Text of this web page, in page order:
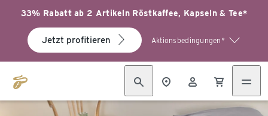
33% Rabatt ab 2 Artikeln Röstkaffee, Kapseln & Tee*
Jetzt profitieren Aktionsbedingungen*